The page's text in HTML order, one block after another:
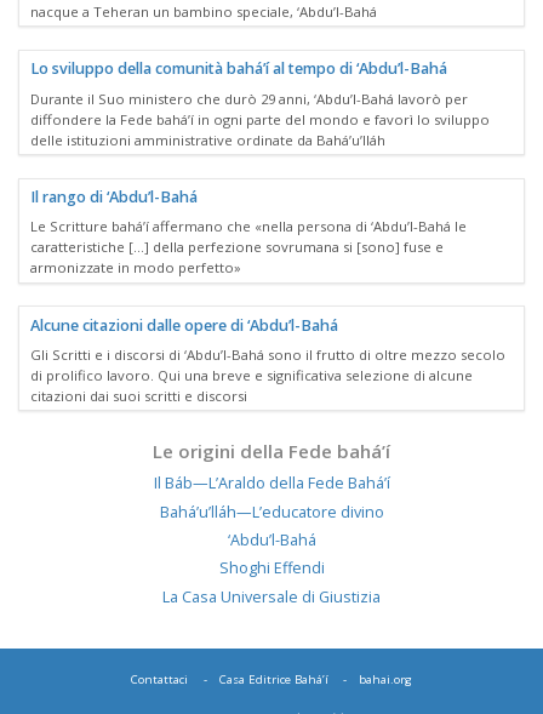
nacque a Teheran un bambino speciale, ‘Abdu’l-Bahá
Lo sviluppo della comunità bahá’í al tempo di ‘Abdu’l-Bahá
Durante il Suo ministero che durò 29 anni, ‘Abdu’l-Bahá lavorò per
diffondere la Fede bahá’í in ogni parte del mondo e favorì lo sviluppo
delle istituzioni amministrative ordinate da Bahá’u’lláh
Il rango di ‘Abdu’l-Bahá
Le Scritture bahá’í affermano che «nella persona di ‘Abdu’l-Bahá le
caratteristiche [...] della perfezione sovrumana si [sono] fuse e
armonizzate in modo perfetto»
Alcune citazioni dalle opere di ‘Abdu’l-Bahá
Gli Scritti e i discorsi di ‘Abdu’l-Bahá sono il frutto di oltre mezzo secolo
di prolifico lavoro. Qui una breve e significativa selezione di alcune
citazioni dai suoi scritti e discorsi
Le origini della Fede bahá’í
Il Báb—L’Araldo della Fede Bahá’í
Bahá’u’lláh—L’educatore divino
‘Abdu’l-Bahá
Shoghi Effendi
La Casa Universale di Giustizia
Contattaci Casa Editrice Bahá’í bahai.org